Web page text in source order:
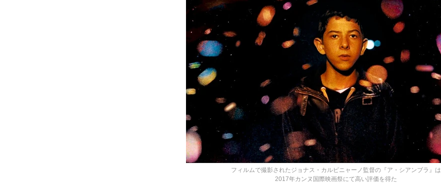
フィルムで撮影されたジョナス・カルピニャーノ監督の『ア・シアンブラ』は
2017年カンヌ国際映画祭にて高い評価を得た